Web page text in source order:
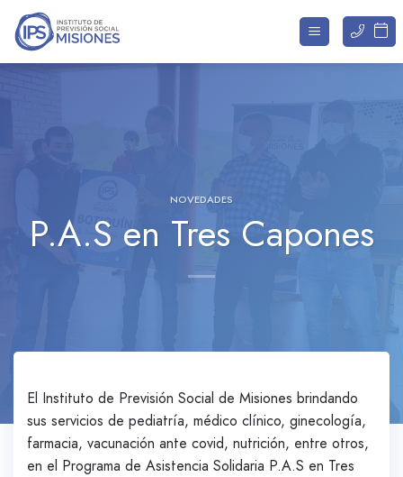
Saltar
contenido
NOVEDADES
P.A.S en Tres Capones
El Instituto de Previsión Social de Misiones brindando
sus servicios de pediatría, médico clínico, ginecología,
farmacia, vacunación ante covid, nutrición, entre otros,
en el Programa de Asistencia Solidaria P.A.S en Tres